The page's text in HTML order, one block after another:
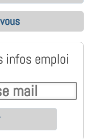
infos emploi